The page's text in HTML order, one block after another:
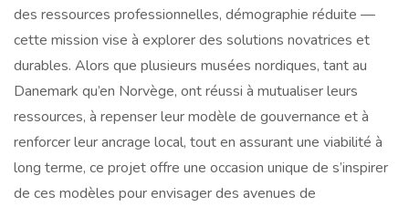
des ressources professionnelles, démographie réduite —
cette mission vise à explorer des solutions novatrices et
durables. Alors que plusieurs musées nordiques, tant au
Danemark qu’en Norvège, ont réussi à mutualiser leurs
ressources, à repenser leur modèle de gouvernance et à
renforcer leur ancrage local, tout en assurant une viabilité à
long terme, ce projet offre une occasion unique de s’inspirer
de ces modèles pour envisager des avenues de